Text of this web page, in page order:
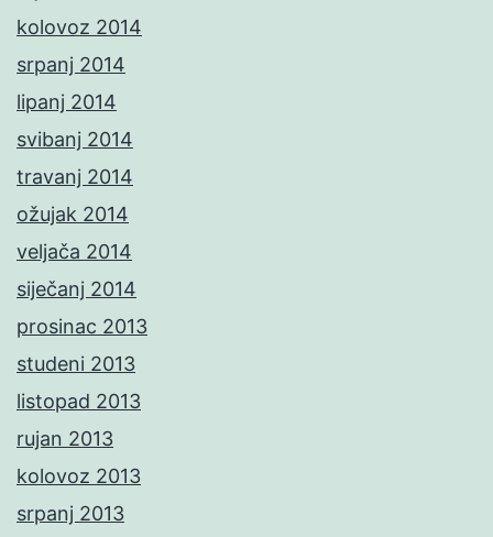
kolovoz 2014
srpanj 2014
lipanj 2014
svibanj 2014
travanj 2014
ožujak 2014
veljača 2014
siječanj 2014
prosinac 2013
studeni 2013
listopad 2013
rujan 2013
kolovoz 2013
srpanj 2013